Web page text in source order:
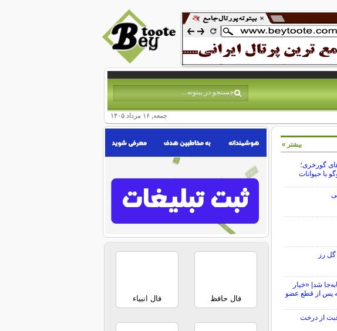
جمعه, ۱۶ مرداد ۱۴۰۵
گورخری؛
با حیوانات
رز
شد| «خیار
پس از قطع عضو
از درخت
بیشتر »
فال حافظ فال انبیاء